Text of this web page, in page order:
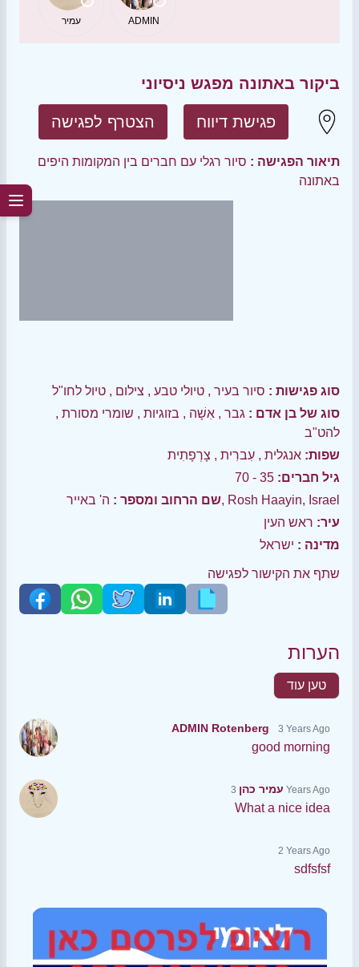
עמיר ADMIN
ביקור באתונה מפגש ניסיוני
הצטרף לפגישה פגישת דיווח
תיאור הפגישה : סיור רגלי עם חברים בין המקומות היפים
באתונה
סוג פגישות : סיור בעיר , טיולי טבע , צילום , טיול לחו"ל
סוג של בן אדם : גבר , אִשָׁה , בזוגיות , שומרי מסורת ,
להט"ב
שפות: אנגלית , עִברִית , צָרְפָתִית
גיל חברים: 35 - 70
שם הרחוב ומספר :ה' באייר, Rosh Haayin, Israel
עיר: ראש העין
מדינה : ישראל
שתף את הקישור לפגישה
הערות
טען עוד
ADMIN Rotenberg 3 Years Ago
good morning
עמיר כהן 3 Years Ago
What a nice idea
2 Years Ago
sdfsfsf